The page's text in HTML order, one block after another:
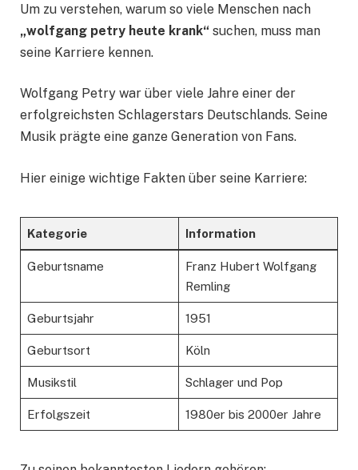
Um zu verstehen, warum so viele Menschen nach
„wolfgang petry heute krank“ suchen, muss man
seine Karriere kennen.
Wolfgang Petry war über viele Jahre einer der
erfolgreichsten Schlagerstars Deutschlands. Seine
Musik prägte eine ganze Generation von Fans.
Hier einige wichtige Fakten über seine Karriere:
Kategorie Information
Geburtsname
Franz Hubert Wolfgang
Remling
Geburtsjahr 1951
Geburtsort Köln
Musikstil Schlager und Pop
Erfolgszeit 1980er bis 2000er Jahre